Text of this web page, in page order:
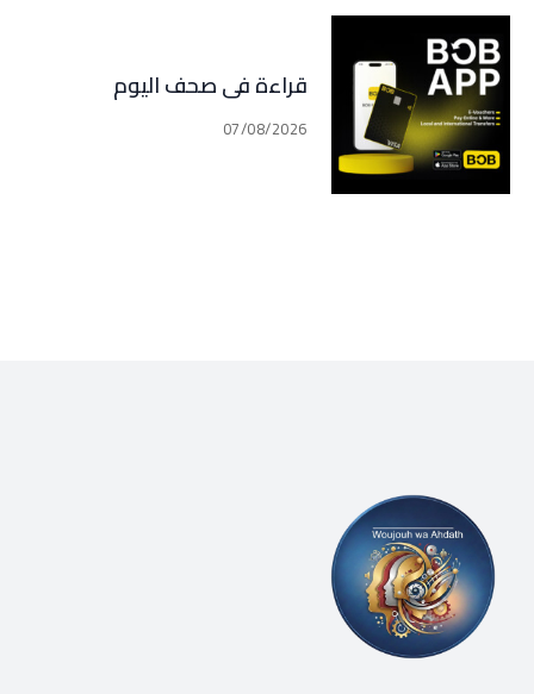
قراءة في صحف اليوم
07/08/2026